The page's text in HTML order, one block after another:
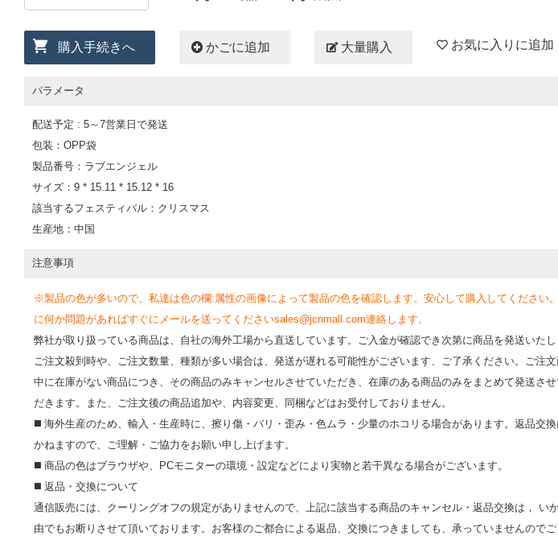
購入手続きへ かごに追加 大量購入 お気に入りに追加
パラメータ
配送予定 : 5～7営業日で発送
包装：OPP袋
製品番号：ラブエンジェル
サイズ：9 * 15.11 * 15.12 * 16
該当するフェスティバル：クリスマス
生産地：中国
注意事項
※製品の色が多いので、私達は色の欄:属性の画像によって製品の色を確認します。安心して購入してください
に何か問題があればすぐにメールを送ってくださいsales@jcnmall.com連絡します。
弊社が取り扱っている商品は、自社の海外工場から直送しています。ご入金が確認でき次第に商品を発送いた
ご注文殺到時や、ご注文数量、種類が多い場合は、発送が遅れる可能性がございます、ご了承ください。ご注
中に在庫がない商品につき、その商品のみキャンセルさせていただき、在庫のある商品のみをまとめて発送さ
だきます。また、ご注文後の商品追加や、内容変更、同梱などはお受付しておりません。
◼️ 海外⽣産のため、輸⼊・⽣産時に、擦り傷・バリ・歪み・色ムラ・少量のホコリる場合があります。返品交
かねますので、ご理解・ご協⼒をお願い申し上げます。
◼️ 商品の⾊はブラウザや、PCモニターの環境・設定などにより実物と若⼲異なる場合がございます。
◼️ 返品・交換について
通信販売には、クーリングオフの規定がありませんので、上記に該当する商品のキャンセル・返品交換は， い
由でもお断りさせて頂いております。お客様のご都合による返品、交換につきましても、承っていませんので